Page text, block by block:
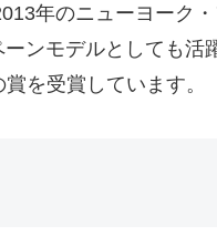
年のニューヨーク
ンモデルとしても活
を受賞しています。